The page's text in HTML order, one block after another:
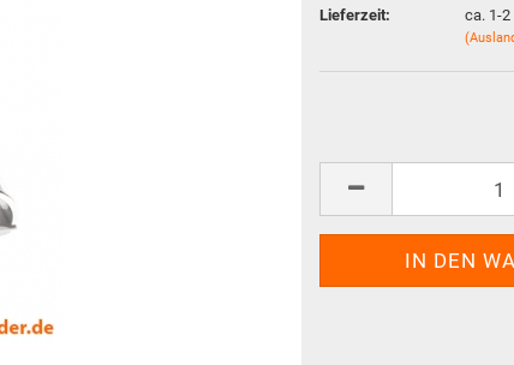
Passwort vergessen?
Lieferzeit:
ca. 1-2